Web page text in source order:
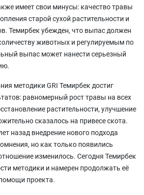
имеет свои минусы: качество травы
старой сухой растительности и
Темирбек убежден, что выпас должен
животных и регулируемым по
выпас может нанести серьезный
методики GRI Темирбек достиг
равномерный рост травы на всех
растительности, улучшение
сказалось на привесе скота.
назад внедрение нового подхода
но как только появились
изменилось. Сегодня Темирбек
методики и намерен продолжать её
проекта.